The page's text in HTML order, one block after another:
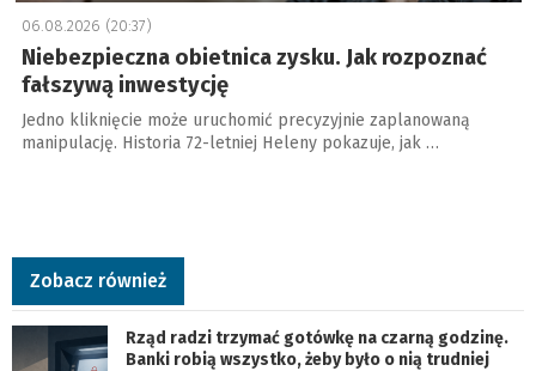
06.08.2026 (20:37)
Niebezpieczna obietnica zysku. Jak rozpoznać
fałszywą inwestycję
Jedno kliknięcie może uruchomić precyzyjnie zaplanowaną
manipulację. Historia 72-letniej Heleny pokazuje, jak …
Zobacz również
Rząd radzi trzymać gotówkę na czarną godzinę.
Banki robią wszystko, żeby było o nią trudniej